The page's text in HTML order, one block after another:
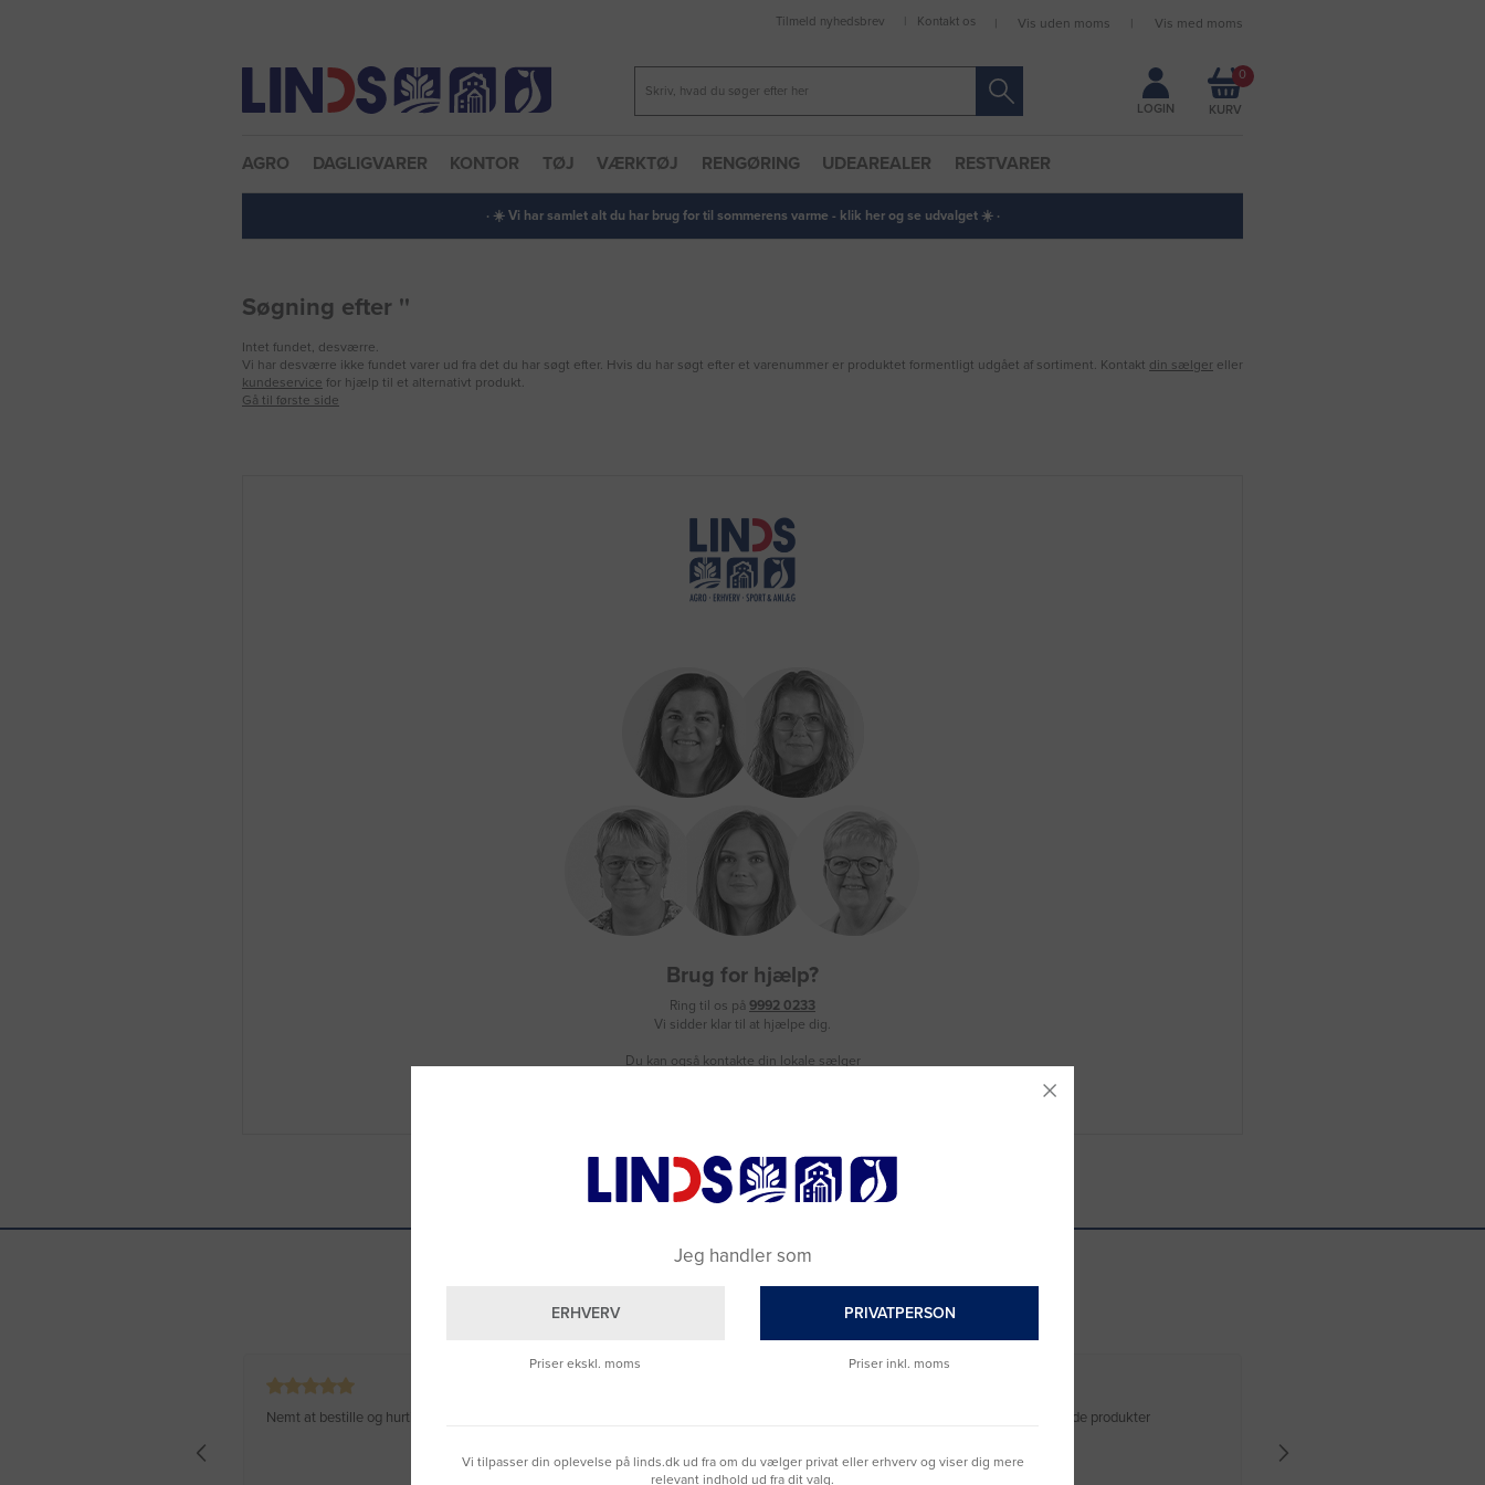
Forbliv logget ind
Tilmeld nyhedsbrev Kontakt os Vis uden moms Vis med moms
LOGIN
0
AGRO DAGLIGVARER KONTOR TØJ VÆRKTØJ RENGØRING UDEAREALER RESTVARER
· ☀️ Vi har samlet alt du har brug for til sommerens varme - klik her og se udvalget ☀️ ·
Søgning efter ''
Intet fundet, desværre.
Vi har desværre ikke fundet varer ud fra det du har søgt efter. Hvis du har søgt efter et varenummer er produktet formentligt udgået af sortiment. Kontakt din sælger eller
kundeservice for hjælp til et alternativt produkt.
Gå til første side
Brug for hjælp?
Ring til os på 9992 0233
Vi sidder klar til at hjælpe dig.
Du kan også kontakte din lokale sælger
SE HVAD VORES KUNDER SIGER
Nemt at bestille og hurtig levering hurtig levering og gode produkter
Jeg handler som
ERHVERV
Priser ekskl. moms
PRIVATPERSON
Priser inkl. moms
Vi tilpasser din oplevelse på linds.dk ud fra om du vælger privat eller erhverv og viser dig mere
relevant indhold ud fra dit valg.